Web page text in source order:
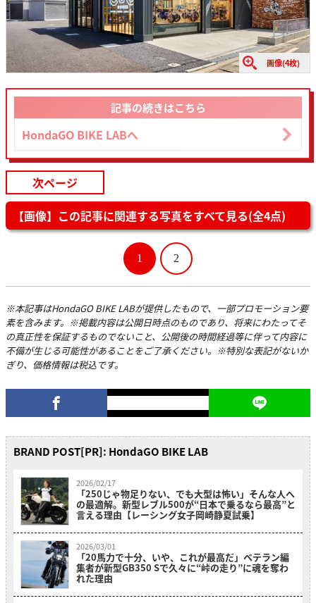
画像(4枚)
記事の続きはこちら
HondaGO BIKE LABへ
次ページ
【画像】この記事に関連する写真をすべて見る(全4点)
1 2
※本記事はHondaGO BIKE LABが提供したもので、一部プロモーション要
素を含みます。※掲載内容は公開日時点のものであり、将来にわたってそ
の真正性を保証するものでないこと、公開後の時間経過等に伴って内容に
不備が生じる可能性があることをご了承ください。※特別な表記がないか
ぎり、価格情報は税込です。
BRAND POST[PR]: HondaGO BIKE LAB
2026/02/17
「250じゃ物足りない、でも大型は怖い」そんな人へ
の最適解。新型レブル500が“日本で乗るなら最高”と
言える理由【レーシング女子岡崎静夏試乗】
2026/03/01
「20馬力で十分、いや、これが最高だ」ベテラン編
集者が新型GB350 Sで久々に“峠の走り”に魂を奪わ
れた理由